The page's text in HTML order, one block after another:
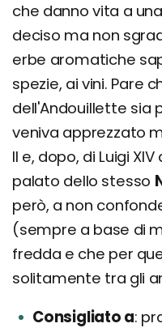
che danno vita a
deciso ma non
erbe aromatiche
spezie, ai vini. Pare
dell'Andouillette sia
veniva apprezzato
II e, dopo, di Luigi
palato dello stesso
però, a non
(sempre a base di
fredda e che per
solitamente tra gli
Consigliato a